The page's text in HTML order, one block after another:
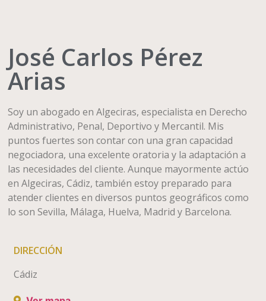
José Carlos Pérez
Arias
Soy un abogado en Algeciras, especialista en Derecho
Administrativo, Penal, Deportivo y Mercantil. Mis
puntos fuertes son contar con una gran capacidad
negociadora, una excelente oratoria y la adaptación a
las necesidades del cliente. Aunque mayormente actúo
en Algeciras, Cádiz, también estoy preparado para
atender clientes en diversos puntos geográficos como
lo son Sevilla, Málaga, Huelva, Madrid y Barcelona.
DIRECCIÓN
Cádiz